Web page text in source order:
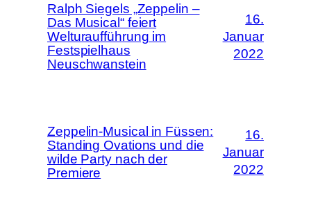
Ralph Siegels „Zeppelin –
Das Musical“ feiert
Welturaufführung im
Festspielhaus
Neuschwanstein
16.
Januar
2022
Zeppelin-Musical in Füssen:
Standing Ovations und die
wilde Party nach der
Premiere
16.
Januar
2022